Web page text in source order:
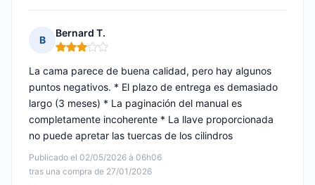
B
Bernard T.
Nota: 3 de 5
Publicado el 02/05/2026 à 06h06
tras una compra de 27/01/2026
La cama parece de buena calidad, pero hay algunos
puntos negativos. * El plazo de entrega es demasiado
largo (3 meses) * La paginación del manual es
completamente incoherente * La llave proporcionada
no puede apretar las tuercas de los cilindros